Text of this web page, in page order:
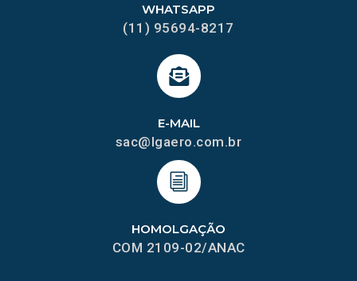
HOMOLGAÇÃO
COM 2109-02/ANAC
E-MAIL
sac@lgaero.com.br
WHATSAPP
(11) 95694-8217